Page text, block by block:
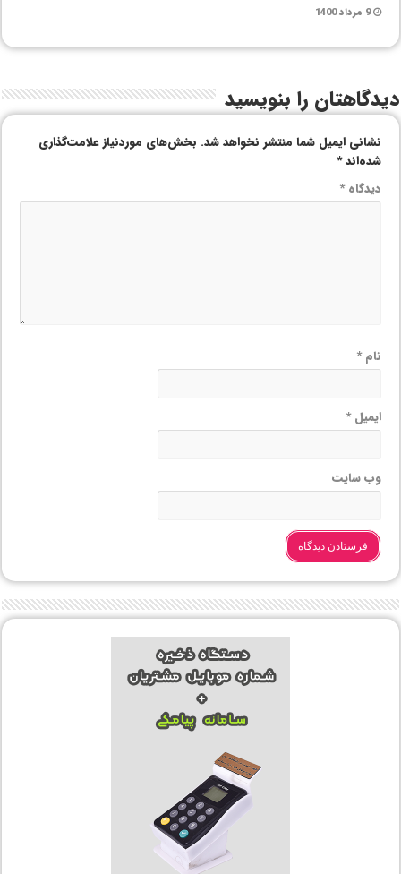
9 مرداد 1400
دیدگاهتان را بنویسید
نشانی ایمیل شما منتشر نخواهد شد. بخش‌های موردنیاز علامت‌گذاری
شده‌اند*
دیدگاه*
نام*
ایمیل*
وب‌ سایت